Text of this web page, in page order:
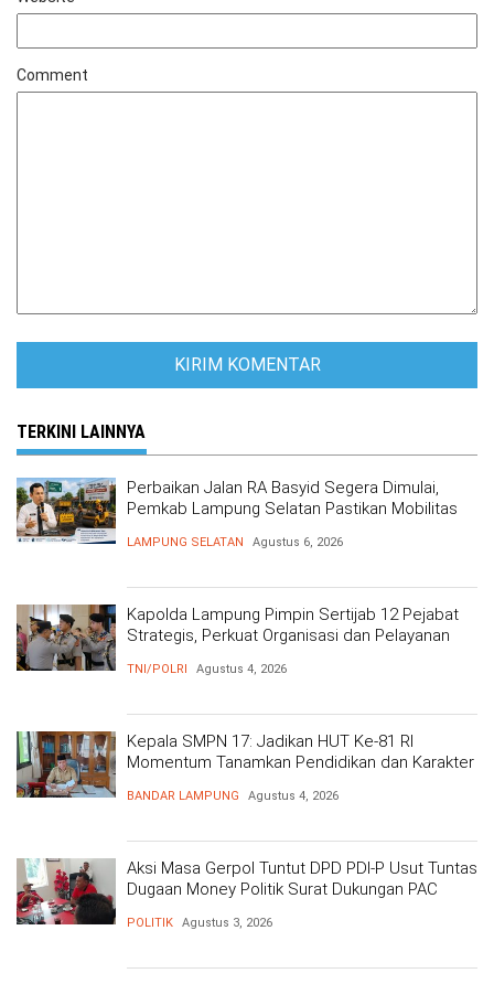
Comment
TERKINI LAINNYA
Perbaikan Jalan RA Basyid Segera Dimulai,
Pemkab Lampung Selatan Pastikan Mobilitas
LAMPUNG SELATAN Agustus 6, 2026
Kapolda Lampung Pimpin Sertijab 12 Pejabat
Strategis, Perkuat Organisasi dan Pelayanan
TNI/POLRI Agustus 4, 2026
Kepala SMPN 17: Jadikan HUT Ke-81 RI
Momentum Tanamkan Pendidikan dan Karakter
BANDAR LAMPUNG Agustus 4, 2026
Aksi Masa Gerpol Tuntut DPD PDI-P Usut Tuntas
Dugaan Money Politik Surat Dukungan PAC
POLITIK Agustus 3, 2026